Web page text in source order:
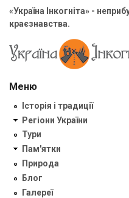
«Україна Інкогніта» -
краєзнавства.
Меню
Історія і традиції
Регіони України
Тури
Пам'ятки
Природа
Блог
Галереї